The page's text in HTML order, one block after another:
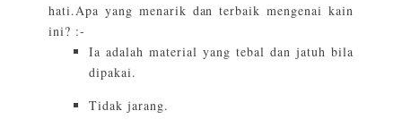
hati.Apa yang menarik dan terbaik mengenai kain
ini? :-
Ia adalah material yang tebal dan jatuh bila
dipakai.
Tidak jarang.